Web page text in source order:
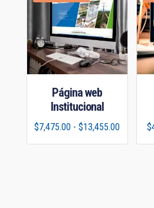
$4,455.00
Página web
Institucional
$7,475.00 - $13,455.00
de
$